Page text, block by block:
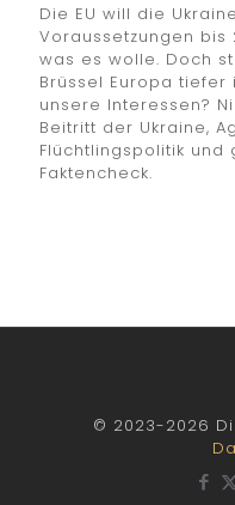
Die EU will die
Voraussetzungen bis
was es wolle. Doch
Brüssel Europa tiefer
unsere Interessen?
Beitritt der Ukraine,
Flüchtlingspolitik und
Faktencheck.
© 2023-2026